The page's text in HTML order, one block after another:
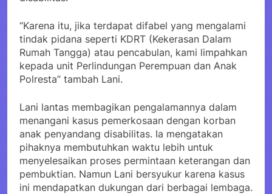
“Karena itu, jika terdapat difabel yang mengalami
tindak pidana seperti KDRT (Kekerasan Dalam
Rumah Tangga) atau pencabulan, kami limpahkan
kepada unit Perlindungan Perempuan dan Anak
Polresta” tambah Lani.
Lani lantas membagikan pengalamannya dalam
menangani kasus pemerkosaan dengan korban
anak penyandang disabilitas. Ia mengatakan
pihaknya membutuhkan waktu lebih untuk
menyelesaikan proses permintaan keterangan dan
pembuktian. Namun Lani bersyukur karena kasus
ini mendapatkan dukungan dari berbagai lembaga.